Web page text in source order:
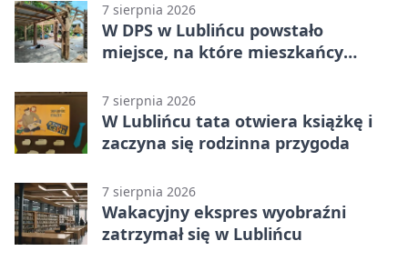
7 sierpnia 2026
W DPS w Lublińcu powstało
miejsce, na które mieszkańcy
7 sierpnia 2026
W Lublińcu tata otwiera książkę i
zaczyna się rodzinna przygoda
7 sierpnia 2026
Wakacyjny ekspres wyobraźni
zatrzymał się w Lublińcu